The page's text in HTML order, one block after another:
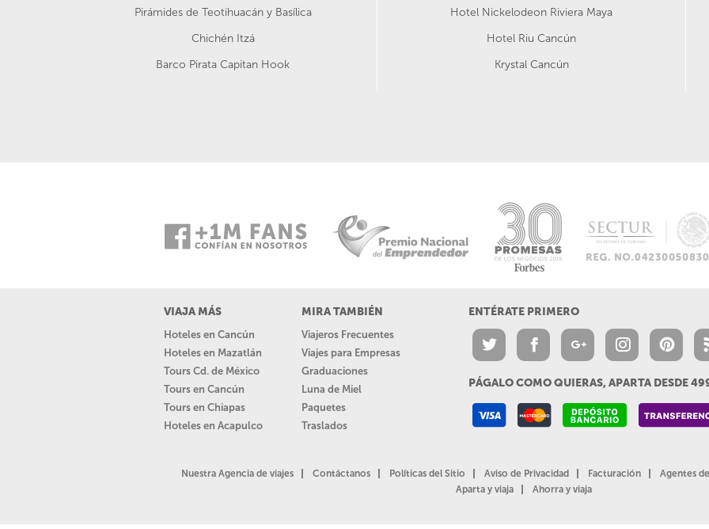
Pirámides de Teotihuacán y Basílica
Chichén Itzá
Barco Pirata Capitan Hook
Hotel Nickelodeon Riviera Maya
Hotel Riu Cancún
Krystal Cancún
VIAJA MÁS
Hoteles en Cancún
Hoteles en Mazatlán
Tours Cd. de México
Tours en Cancún
Tours en Chiapas
Hoteles en Acapulco
MIRA TAMBIÉN
Viajeros Frecuentes
Viajes para Empresas
Graduaciones
Luna de Miel
Paquetes
Traslados
ENTÉRATE PRIMERO
PÁGALO COMO QUIERAS, APARTA DESDE
Nuestra Agencia de viajes Contáctanos Políticas del Sitio Aviso de Privacidad Facturación Agentes
Aparta y viaja
Ahorra y viaja